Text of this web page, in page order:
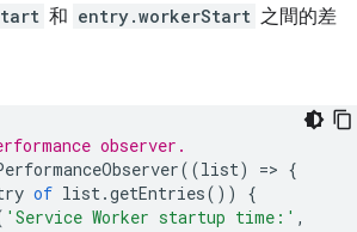
和 entry.workerStart 之間的差
observer.
((list) => {
of list.getEntries())
{
'Service Worker startup time:' ,